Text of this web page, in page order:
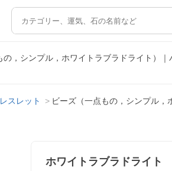
，シンプル，ホワイトラブラドライト）
スレット ビーズ（一点もの，シンプル，
ホワイトラブラドライト